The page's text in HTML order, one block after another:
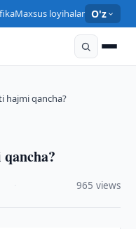
Maxsus loyihalar O'z
hajmi qancha?
965 views